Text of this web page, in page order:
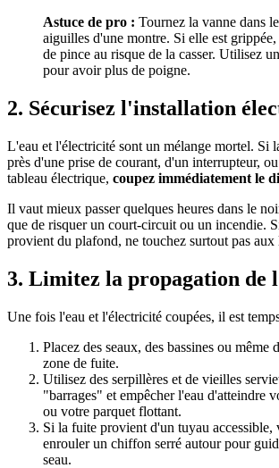
Astuce de pro : Tournez la vanne dans
aiguilles d'une montre. Si elle est
de pince au risque de la casser. Utilisez
pour avoir plus de poigne.
2. Sécurisez l'installation
L'eau et l'électricité sont un mélange mortel. Si
près d'une prise de courant, d'un interrupteur,
tableau électrique, coupez immédiatement le
Il vaut mieux passer quelques heures dans le
que de risquer un court-circuit ou un incendie.
provient du plafond, ne touchez surtout pas aux
3. Limitez la propagation de
Une fois l'eau et l'électricité coupées, il est
Placez des seaux, des bassines ou même
zone de fuite.
Utilisez des serpillères et de vieilles
"barrages" et empêcher l'eau d'atteindre
ou votre parquet flottant.
Si la fuite provient d'un tuyau accessible,
enrouler un chiffon serré autour pour
seau.